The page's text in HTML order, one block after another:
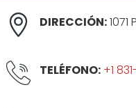
DIRECCIÓN:1071
TELÉFONO: +1